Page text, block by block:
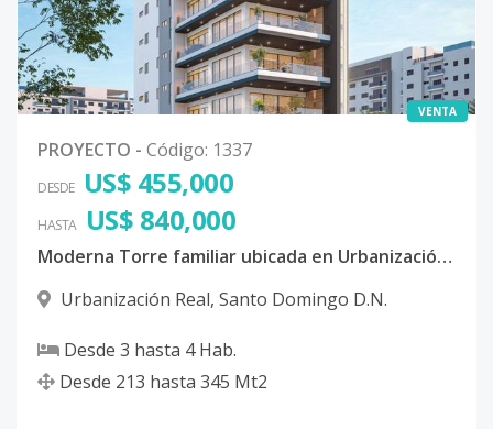
VENTA
PROYECTO - Código: 1337
DESDE US$ 455,000
HASTA US$ 840,000
Moderna Torre familiar ubicada en Urbanización Real, Distrito Nacional
Urbanización Real, Santo Domingo D.N.
Desde 3 hasta 4Hab.
Desde 213 hasta 345 Mt2